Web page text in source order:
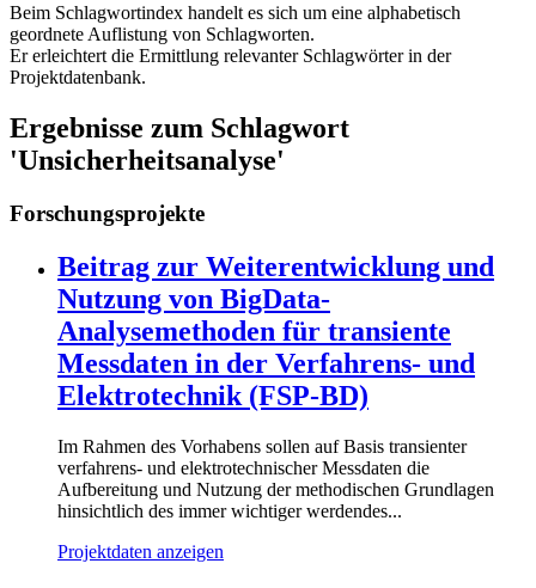
Beim Schlagwortindex handelt es sich um eine alphabetisch
geordnete Auflistung von Schlagworten.
Er erleichtert die Ermittlung relevanter Schlagwörter in der
Projektdatenbank.
Ergebnisse zum Schlagwort
'Unsicherheitsanalyse'
Forschungsprojekte
Beitrag zur Weiterentwicklung und
Nutzung von BigData-
Analysemethoden für transiente
Messdaten in der Verfahrens- und
Elektrotechnik (FSP-BD)
Im Rahmen des Vorhabens sollen auf Basis transienter
verfahrens- und elektrotechnischer Messdaten die
Aufbereitung und Nutzung der methodischen Grundlagen
hinsichtlich des immer wichtiger werdendes...
Projektdaten anzeigen